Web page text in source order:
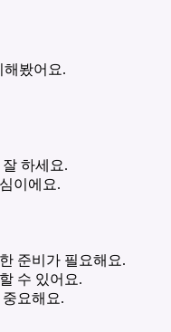
해봤어요.
하세요.
이에요.
준비가 필요해요.
수 있어요.
요해요.